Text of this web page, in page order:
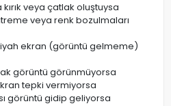
veya çatlak oluştuysa
veya renk bozulmaları
ekran (görüntü gelmeme)
görüntü görünmüyorsa
tepki vermiyorsa
görüntü gidip geliyorsa